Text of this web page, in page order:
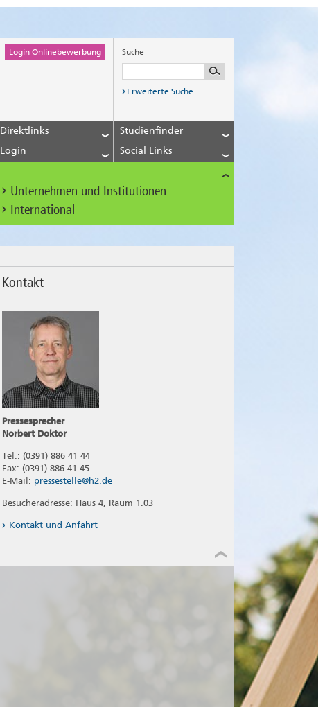
Login Onlinebewerbung Suche
Erweiterte Suche
Direktlinks
Studienfinder
Login
Social Links
Unternehmen und Institutionen
International
Kontakt
Pressesprecher
Norbert Doktor
Tel.: (0391) 886 41 44
Fax: (0391) 886 41 45
E-Mail: pressestelle@h2.de
Besucheradresse: Haus 4, Raum 1.03
Kontakt und Anfahrt